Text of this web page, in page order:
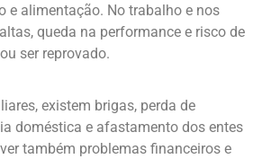
e alimentação. No trabalho e nos
queda na performance e risco de
ser reprovado.
existem brigas, perda de
doméstica e afastamento dos entes
também problemas financeiros e